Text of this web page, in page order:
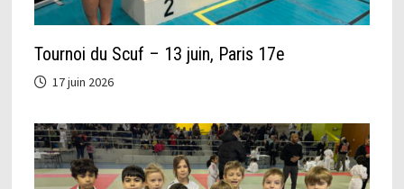
Tournoi du Scuf – 13 juin, Paris 17e
17 juin 2026